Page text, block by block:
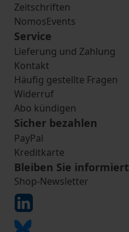
Zeitschriften
NomosEvents
Service
Lieferung und Zahlung
Kontakt
Häufig gestellte Fragen
Widerruf
Abo kündigen
Sicher bezahlen
PayPal
Kreditkarte
Bleiben Sie informiert
Shop-Newsletter